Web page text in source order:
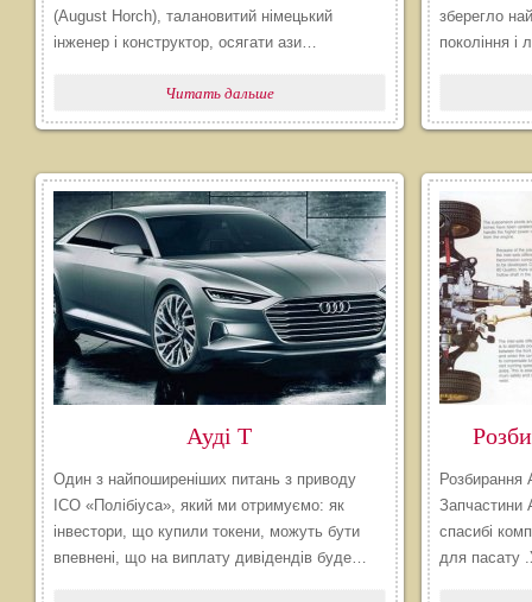
(August Horch), талановитий німецький
інженер і конструктор, осягати ази…
Читать дальше
зберегло
покоління і
Ауді Т
Один з найпоширеніших питань з приводу
ICO «Полібіуса», який ми отримуємо: як
інвестори, що купили токени, можуть бути
впевнені, що на виплату дивідендів буде…
Розбирання
Запчастини
спасибі
для пасату